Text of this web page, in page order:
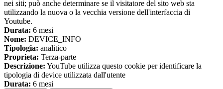
nei siti; può anche determinare se il visitatore del sito web sta
utilizzando la nuova o la vecchia versione dell'interfaccia di
Youtube.
Durata: 6 mesi
Nome: DEVICE_INFO
Tipologia: analitico
Proprieta: Terza-parte
Descrizione: YouTube utilizza questo cookie per identificare la
tipologia di device utilizzata dall'utente
Durata: 6 mesi